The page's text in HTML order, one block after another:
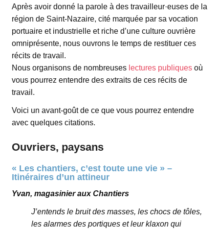
Après avoir donné la parole à des travailleur·euses de la
région de Saint-Nazaire, cité marquée par sa vocation
portuaire et industrielle et riche d’une culture ouvrière
omniprésente, nous ouvrons le temps de restituer ces
récits de travail.
Nous organisons de nombreuses lectures publiques où
vous pourrez entendre des extraits de ces récits de
travail.
Voici un avant-goût de ce que vous pourrez entendre
avec quelques citations.
Ouvriers, paysans
« Les chantiers, c’est toute une vie » –
Itinéraires d’un attineur
Yvan, magasinier aux Chantiers
J’entends le bruit des masses, les chocs de tôles,
les alarmes des portiques et leur klaxon qui